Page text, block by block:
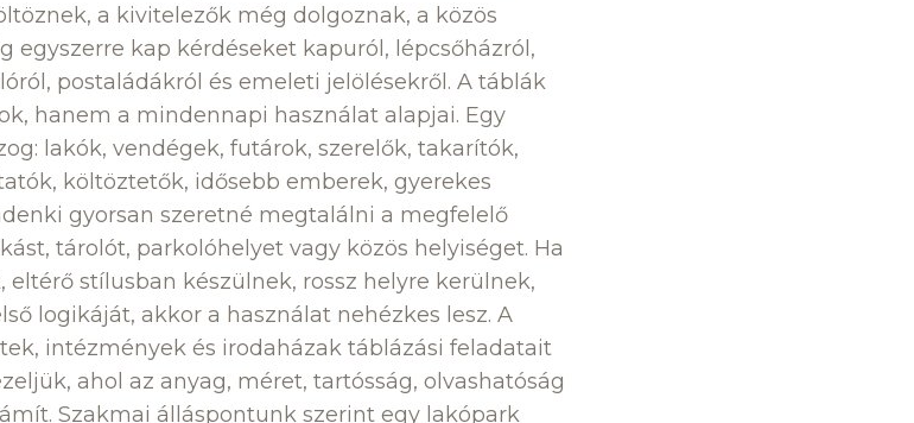
a kivitelezők még dolgoznak, a közös
egyszerre kap kérdéseket kapuról, lépcsőházról,
postaládákról és emeleti jelölésekről. A táblák
hanem a mindennapi használat alapjai. Egy
lakók, vendégek, futárok, szerelők, takarítók,
költöztetők, idősebb emberek, gyerekes
gyorsan szeretné megtalálni a megfelelő
tárolót, parkolóhelyet vagy közös helyiséget. Ha
stílusban készülnek, rossz helyre kerülnek,
logikáját, akkor a használat nehézkes lesz. A
intézmények és irodaházak táblázási feladatait
ahol az anyag, méret, tartósság, olvashatóság
Szakmai álláspontunk szerint egy lakópark